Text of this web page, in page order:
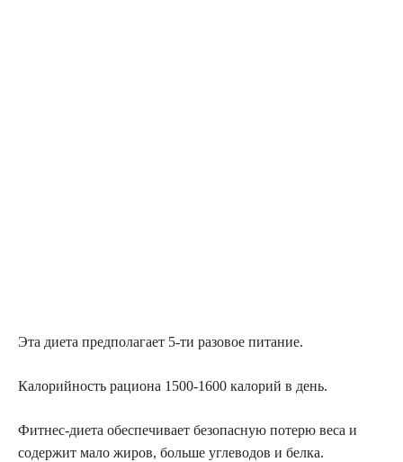
Эта диета предполагает 5-ти разовое питание.
Калорийность рациона 1500-1600 калорий в день.
Фитнес-диета обеспечивает безопасную потерю веса и
содержит мало жиров, больше углеводов и белка.